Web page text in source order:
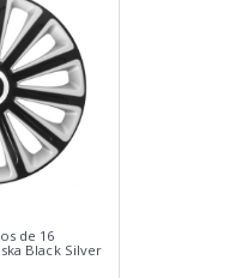
de 16
Black Silver